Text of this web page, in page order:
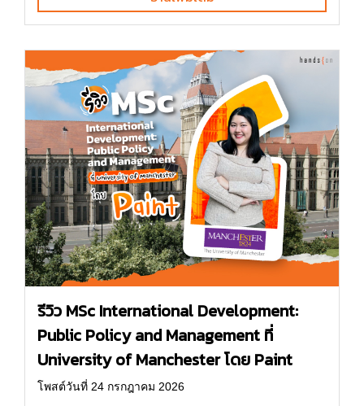
รีวิว MSc International Development:
Public Policy and Management ที่
University of Manchester โดย Paint
โพสต์วันที่ 24 กรกฎาคม 2026